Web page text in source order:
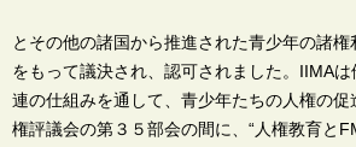
とその他の諸国から推進された青少年の諸
をもって議決され、認可されました。IIMA
連の仕組みを通して、青少年たちの人権の促
権評議会の第３５部会の間に、“人権教育と